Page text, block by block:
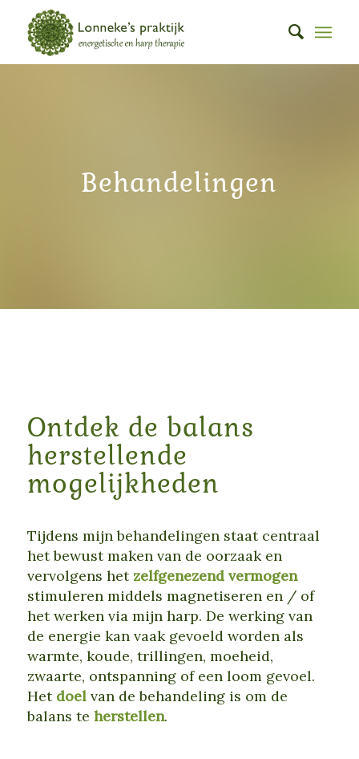
Behandelingen
Ontdek de balans
herstellende
mogelijkheden
Tijdens mijn behandelingen staat centraal
het bewust maken van de oorzaak en
vervolgens het zelfgenezend vermogen
stimuleren middels magnetiseren en / of
het werken via mijn harp. De werking van
de energie kan vaak gevoeld worden als
warmte, koude, trillingen, moeheid,
zwaarte, ontspanning of een loom gevoel.
Het doelvan de behandeling is om de
balans te herstellen.